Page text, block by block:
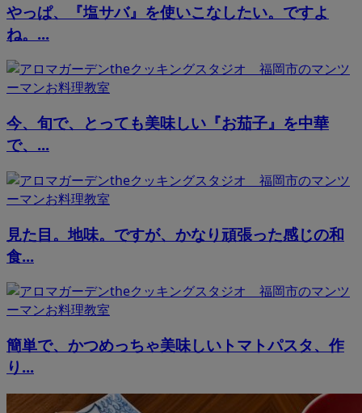
やっぱ、『塩サバ』を使いこなしたい。ですよ
ね。...
今、旬で、とっても美味しい『お茄子』を中華
で、...
見た目。地味。ですが、かなり頑張った感じの和
食...
簡単で、かつめっちゃ美味しいトマトパスタ、作
り...